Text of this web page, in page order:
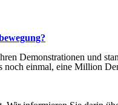
Demonstrationen und
einmal, eine Million